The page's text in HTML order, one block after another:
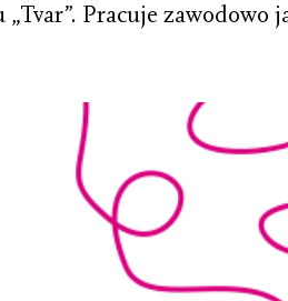
„Tvar”. Pracuje